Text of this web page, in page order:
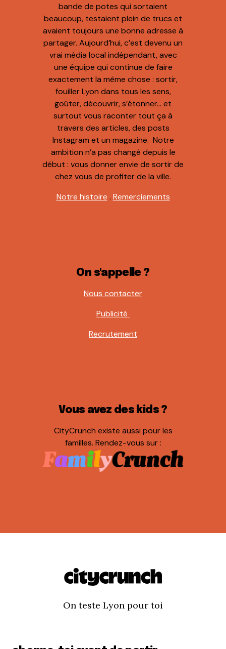
bande de potes qui sortaient
beaucoup, testaient plein de trucs et
avaient toujours une bonne adresse à
partager. Aujourd’hui, c’est devenu un
vrai média local indépendant, avec
une équipe qui continue de faire
exactement la même chose : sortir,
fouiller Lyon dans tous les sens,
goûter, découvrir, s’étonner… et
surtout vous raconter tout ça à
travers des articles, des posts
Instagram et un magazine. Notre
ambition n’a pas changé depuis le
début : vous donner envie de sortir de
chez vous de profiter de la ville.
Notre histoire . Remerciements
On s'appelle ?
Nous contacter
Publicité
Recrutement
Vous avez des kids ?
CityCrunch existe aussi pour les
familles. Rendez-vous sur :
On teste Lyon pour toi